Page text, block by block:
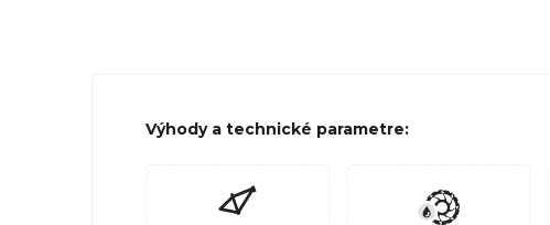
Výhody a technické parametre: